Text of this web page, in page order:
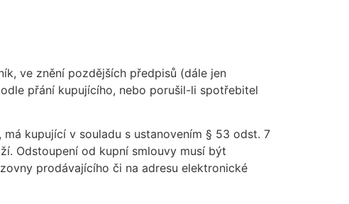
ve znění pozdějších předpisů (dále jen
přání kupujícího, nebo porušil-li spotřebitel
kupující v souladu s ustanovením § 53 odst. 7
Odstoupení od kupní smlouvy musí být
prodávajícího či na adresu elektronické